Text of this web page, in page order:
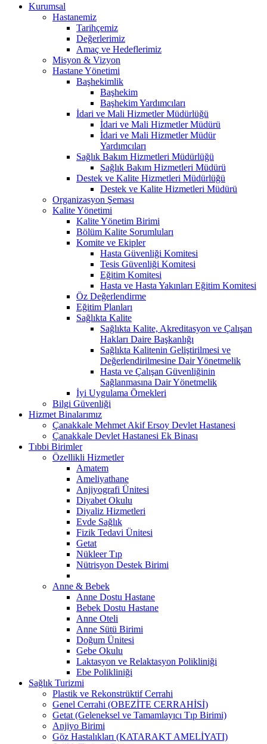
Kurumsal
Hastanemiz
Tarihçemiz
Değerlerimiz
Amaç ve Hedeflerimiz
Misyon & Vizyon
Hastane Yönetimi
Başhekimlik
Başhekim
Başhekim Yardımcıları
İdari ve Mali Hizmetler Müdürlüğü
İdari ve Mali Hizmetler Müdürü
İdari ve Mali Hizmetler Müdür
Yardımcıları
Sağlık Bakım Hizmetleri Müdürlüğü
Sağlık Bakım Hizmetleri Müdürü
Destek ve Kalite Hizmetleri Müdürlüğü
Destek ve Kalite Hizmetleri Müdürü
Organizasyon Şeması
Kalite Yönetimi
Kalite Yönetim Birimi
Bölüm Kalite Sorumluları
Komite ve Ekipler
Hasta Güvenliği Komitesi
Tesis Güvenliği Komitesi
Eğitim Komitesi
Hasta ve Hasta Yakınları Eğitim Komitesi
Öz Değerlendirme
Eğitim Planları
Sağlıkta Kalite
Sağlıkta Kalite, Akreditasyon ve Çalışan
Hakları Daire Başkanlığı
Sağlıkta Kalitenin Geliştirilmesi ve
Değerlendirilmesine Dair Yönetmelik
Hasta ve Çalışan Güvenliğinin
Sağlanmasına Dair Yönetmelik
İyi Uygulama Örnekleri
Bilgi Güvenliği
Hizmet Binalarımız
Çanakkale Mehmet Akif Ersoy Devlet Hastanesi
Çanakkale Devlet Hastanesi Ek Binası
Tıbbi Birimler
Özellikli Hizmetler
Amatem
Ameliyathane
Anjiyografi Ünitesi
Diyabet Okulu
Diyaliz Hizmetleri
Evde Sağlık
Fizik Tedavi Ünitesi
Getat
Nükleer Tıp
Nütrisyon Destek Birimi
Anne & Bebek
Anne Dostu Hastane
Bebek Dostu Hastane
Anne Oteli
Anne Sütü Birimi
Doğum Ünitesi
Gebe Okulu
Laktasyon ve Relaktasyon Polikliniği
Ebe Polikliniği
Sağlık Turizmi
Plastik ve Rekonstrüktif Cerrahi
Genel Cerrahi (OBEZİTE CERRAHİSİ)
Getat (Geleneksel ve Tamamlayıcı Tıp Birimi)
Anjiyo Birimi
Göz Hastalıkları (KATARAKT AMELİYATI)